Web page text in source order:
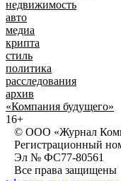
недвижимость
авто
медиа
крипта
стиль
политика
расследования
архив
«Компания будущего»
16+
© ООО «Журнал
Регистрационный
Эл № ФС77-80561
Все права защищены